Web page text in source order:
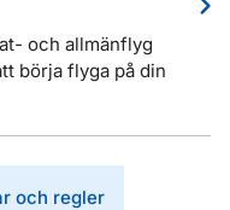
och allmänflyg
börja flyga på din
och regler